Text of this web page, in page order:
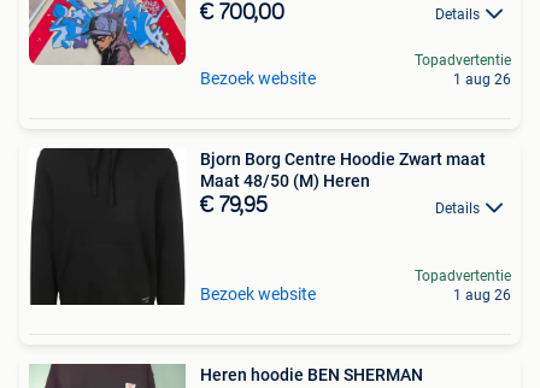
€ 700,00 Details
Bezoek website
Topadvertentie
1 aug 26
Bjorn Borg Centre Hoodie Zwart maat
Maat 48/50 (M) Heren
€ 79,95 Details
Bezoek website
Topadvertentie
1 aug 26
Heren hoodie BEN SHERMAN